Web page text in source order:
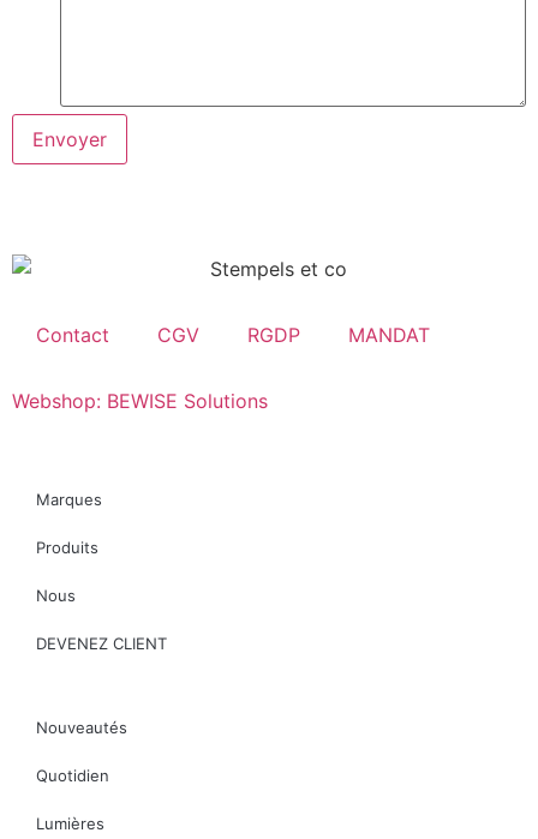
Contact CGV RGDP MANDAT
Webshop: BEWISE Solutions
Marques
Produits
Nous
DEVENEZ CLIENT
Nouveautés
Quotidien
Lumières